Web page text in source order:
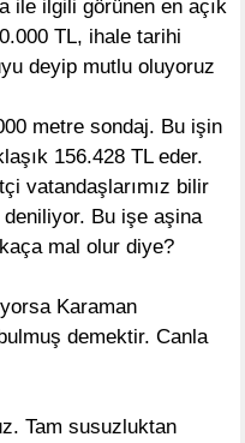
ile ilgili görünen en açık
TL, ihale tarihi
deyip mutlu oluyoruz
metre sondaj. Bu işin
156.428 TL eder.
vatandaşlarımız bilir
Bu işe aşina
mal olur diye?
Karaman
demektir. Canla
Tam susuzluktan